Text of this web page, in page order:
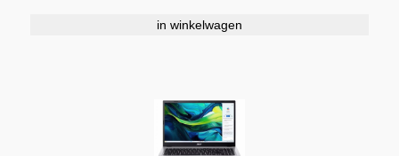
in winkelwagen